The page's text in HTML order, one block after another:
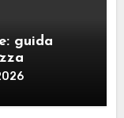
guida